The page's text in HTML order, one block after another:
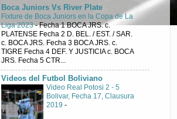
Boca Juniors Vs River Plate
Fixture de Boca Juniors en la Copa de La
Liga 2023-Fecha 1 BOCA JRS. c.
PLATENSE Fecha 2 D. BEL. / EST. / SAR.
c. BOCA JRS. Fecha 3 BOCA JRS. c.
TIGRE Fecha 4 DEF. Y JUSTICIA c. BOCA
JRS. Fecha 5 CTR...
Videos del Futbol Boliviano
Video Real Potosi 2 - 5
Bolivar, Fecha 17, Clausura
2019 -